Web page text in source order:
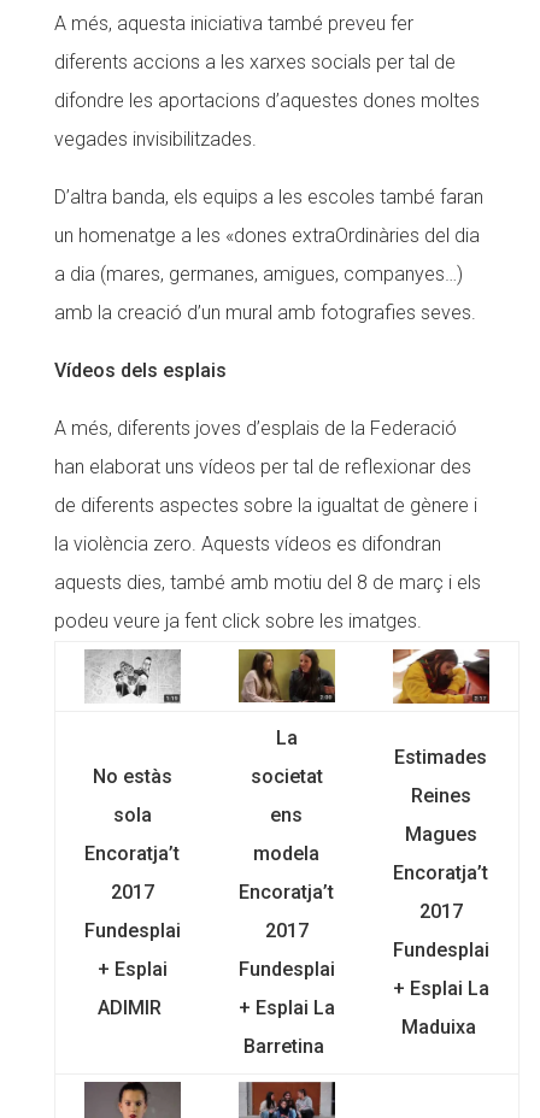
A més, aquesta iniciativa també preveu fer
diferents accions a les xarxes socials per tal de
difondre les aportacions d’aquestes dones moltes
vegades invisibilitzades.
D’altra banda, els equips a les escoles també faran
un homenatge a les «dones extraOrdinàries del dia
a dia (mares, germanes, amigues, companyes…)
amb la creació d’un mural amb fotografies seves.
Vídeos dels esplais
A més, diferents joves d’esplais de la Federació
han elaborat uns vídeos per tal de reflexionar des
de diferents aspectes sobre la igualtat de gènere i
la violència zero. Aquests vídeos es difondran
aquests dies, també amb motiu del 8 de març i els
podeu veure ja fent click sobre les imatges.
No estàs
sola
Encoratja’t
2017
Fundesplai
+ Esplai
ADIMIR
La
societat
ens
modela
Encoratja’t
2017
Fundesplai
+ Esplai La
Barretina
Estimades
Reines
Magues
Encoratja’t
2017
Fundesplai
+ Esplai La
Maduixa